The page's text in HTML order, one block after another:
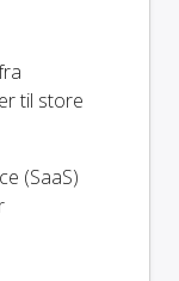
til store
(SaaS)